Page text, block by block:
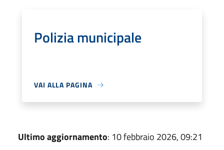
Polizia municipale
VAI ALLA PAGINA
Ultimo aggiornamento: 10 febbraio 2026, 09:21